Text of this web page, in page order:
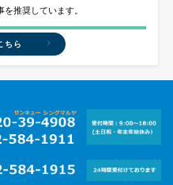
推奨しています。
ちら